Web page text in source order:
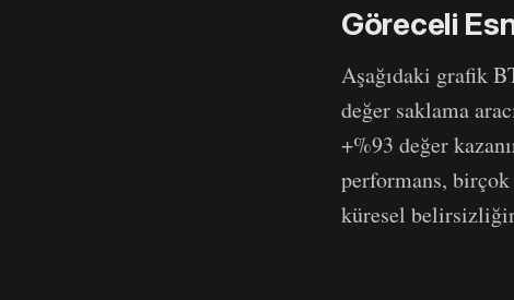
Göreceli
Aşağıdaki grafik
değer saklama
+%93 değer
performans,
küresel